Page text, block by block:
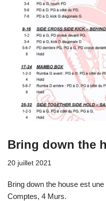
Bring down the
20 juillet 2021
Bring down the house est
Comptes, 4 Murs.